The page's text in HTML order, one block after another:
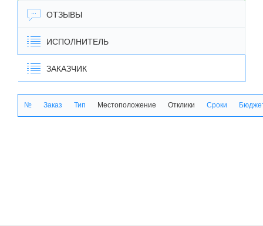
ОТЗЫВЫ
ИСПОЛНИТЕЛЬ
ЗАКАЗЧИК
№ Заказ Тип Местоположение Отклики Сроки